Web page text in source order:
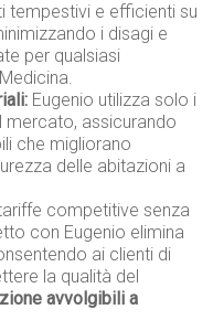
tempestivi e efficienti su
i disagi e
per qualsiasi
Eugenio utilizza solo i
mercato, assicurando
che migliorano
delle abitazioni a
competitive senza
con Eugenio elimina
ai clienti di
la qualità del
avvolgibili a